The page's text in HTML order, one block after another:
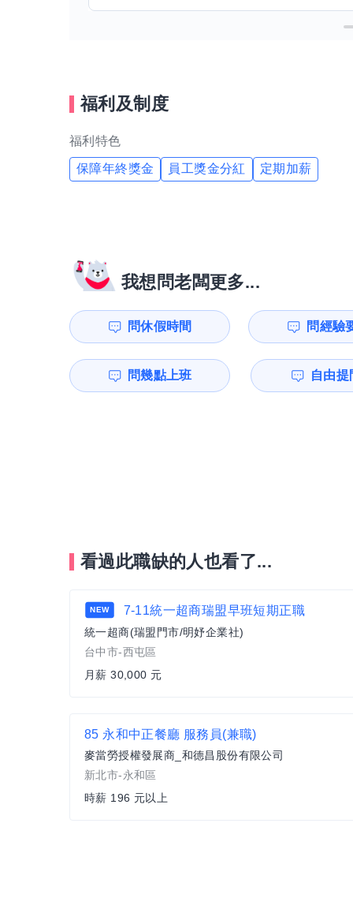
福利及制度
福利特色
保障年終獎金 員工獎金分紅 定期加薪
我想問老闆更多...
問休假時間 問經驗
問幾點上班 自由提
看過此職缺的人也看了...
NEW 7-11統一超商瑞盟早班短期正職
統一超商(瑞盟門市/明妤企業社)
台中市-西屯區
月薪 30,000 元
85 永和中正餐廳 服務員(兼職)
麥當勞授權發展商_和德昌股份有限公司
新北市-永和區
時薪 196 元以上